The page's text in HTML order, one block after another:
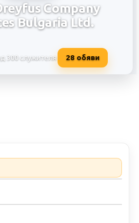
Company
Bulgaria Ltd.
300 служителя 28 обяви